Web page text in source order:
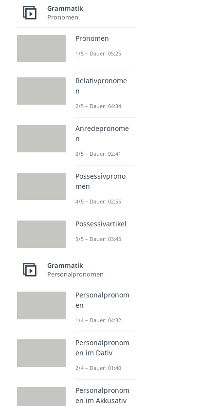
Grammatik
Pronomen
Pronomen
1/5 – Dauer: 05:25
Relativpronome
n
2/5 – Dauer: 04:34
Anredepronome
n
3/5 – Dauer: 02:41
Possessivprono
men
4/5 – Dauer: 02:55
Possessivartikel
5/5 – Dauer: 03:45
Grammatik
Personalpronomen
Personalpronom
en
1/4 – Dauer: 04:32
Personalpronom
en im Dativ
2/4 – Dauer: 01:40
Personalpronom
en im Akkusativ